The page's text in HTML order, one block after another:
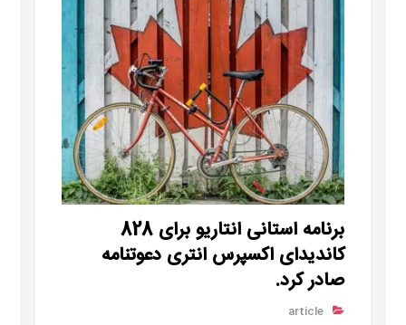
برنامه استانی انتاریو برای 828
کاندیدای اکسپرس انتری دعوتنامه
صادر کرد.
article